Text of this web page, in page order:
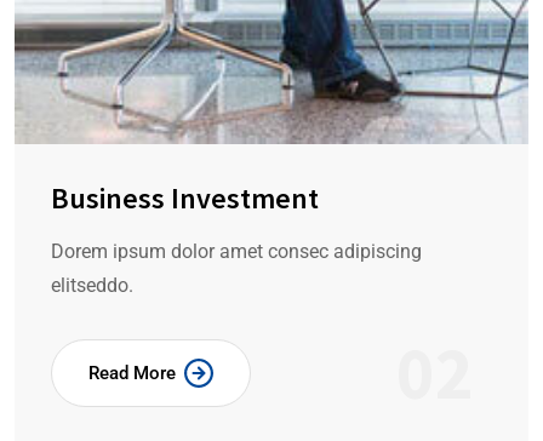
Business Investment
Dorem ipsum dolor amet consec adipiscing
elitseddo.
Read More